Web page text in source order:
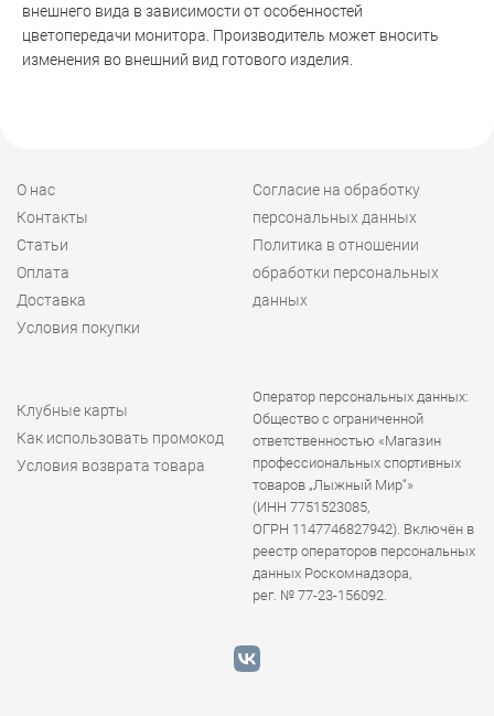
внешнего вида в зависимости от особенностей
цветопередачи монитора. Производитель может вносить
изменения во внешний вид готового изделия.
О нас
Контакты
Статьи
Оплата
Доставка
Условия покупки
Согласие на обработку
персональных данных
Политика в отношении
обработки персональных
данных
Клубные карты
Как использовать промокод
Условия возврата товара
Оператор персональных данных:
Общество с ограниченной
ответственностью «Магазин
профессиональных спортивных
товаров „Лыжный Мир“»
(ИНН 7751523085,
ОГРН 1147746827942). Включён в
реестр операторов персональных
данных Роскомнадзора,
рег. № 77-23-156092.